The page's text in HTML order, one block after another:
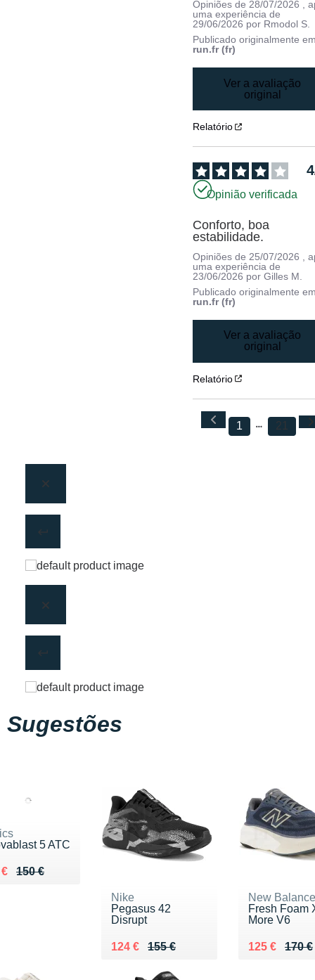
Opiniões de28/07/2026 ,
uma experiência de
29/06/2026 por Rmodol S.
Publicado originalmente
run.fr (fr)
Ver a avaliação
original
Relatório
4
Opinião verificada
Conforto, boa
estabilidade.
Opiniões de 25/07/2026
,
uma experiência de
23/06/2026 porGilles M.
Publicado originalmente
run.fr (fr)
Ver a avaliação
original
Relatório
1 21
Sugestões
5 ATC
150 €
de 150 €
98 €
Nike
Pegasus 42
Disrupt
155 €
Au lieu de 155 €
124 €
Vendu 124 €
New Balance
Fresh Foam
More V6
170 €
Au lieu de
125 €
Vendu 125 €